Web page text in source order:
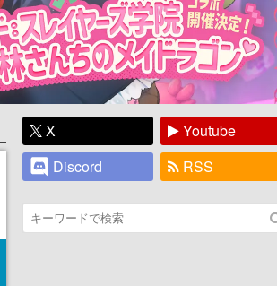
X
Youtube
Discord
RSS